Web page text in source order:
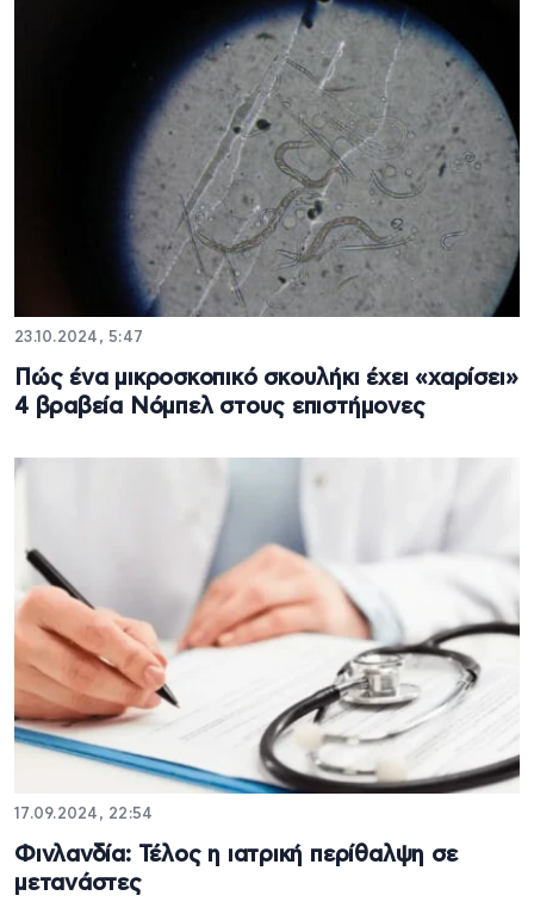
23.10.2024, 5:47
Πώς ένα μικροσκοπικό σκουλήκι έχει «χαρίσει»
4 βραβεία Νόμπελ στους επιστήμονες
17.09.2024, 22:54
Φινλανδία: Τέλος η ιατρική περίθαλψη σε
μετανάστες